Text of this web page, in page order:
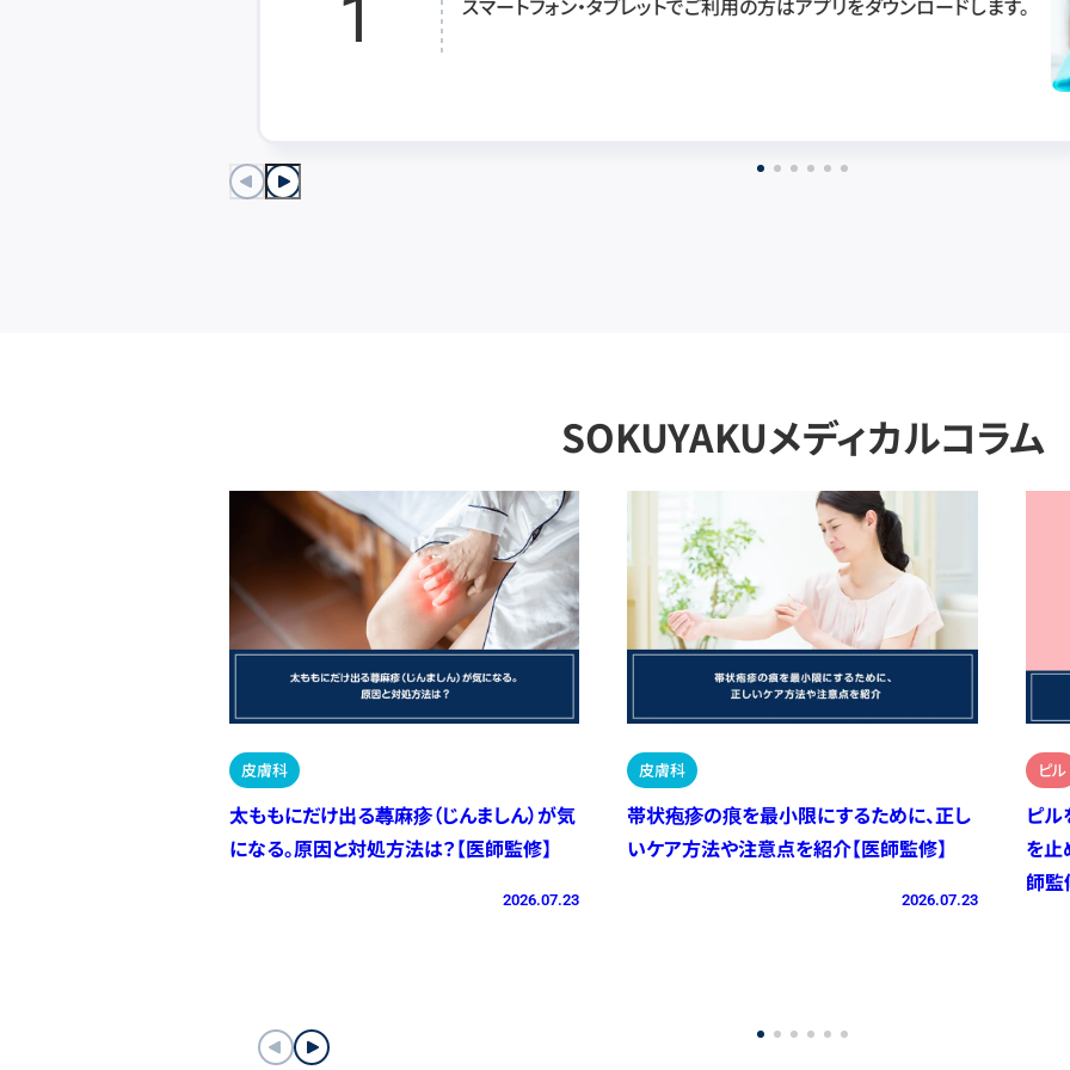
1
SOKUYAKUメディカルコラム
皮膚科
太ももにだけ出る蕁麻疹（じんましん）が気
になる。原因と対処方法は？【医師監修】
2026.07.23
皮膚科
帯状疱疹の痕を最小限にするために、正し
いケア方法や注意点を紹介【医師監修】
2026.07.23
ピル
ピル
を止
師監